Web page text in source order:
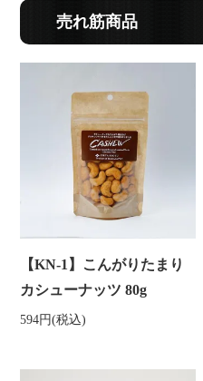
売れ筋商品
【KN-1】こんがりたまり
カシューナッツ 80g
594円(税込)